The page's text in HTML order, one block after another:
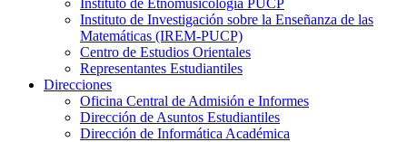
Instituto de Etnomusicología PUCP
Instituto de Investigación sobre la Enseñanza de las
Matemáticas (IREM-PUCP)
Centro de Estudios Orientales
Representantes Estudiantiles
Direcciones
Oficina Central de Admisión e Informes
Dirección de Asuntos Estudiantiles
Dirección de Informática Académica